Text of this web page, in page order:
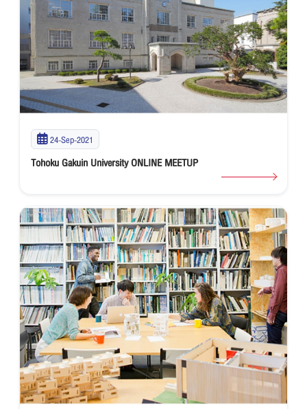
24-Sep-2021
Tohoku Gakuin University ONLINE MEETUP